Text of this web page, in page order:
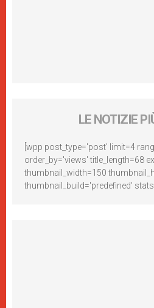
LE NOTIZIE
[wpp post_type='post' limit=4
order_by='views' title_length=68
thumbnail_width=150
thumbnail_build='predefined'